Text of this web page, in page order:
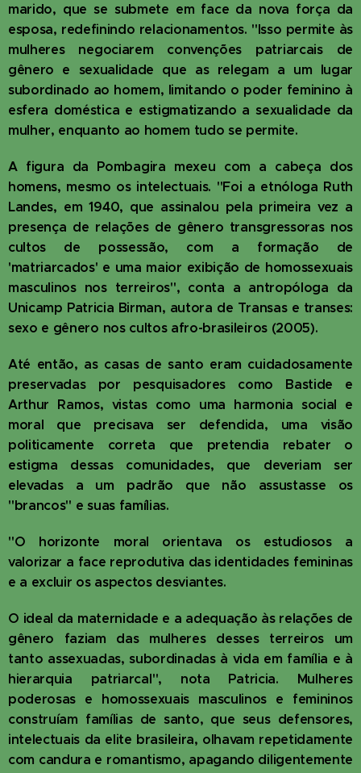
marido, que se submete em face da nova força da
esposa, redefinindo relacionamentos. "Isso permite às
mulheres negociarem convenções patriarcais de
gênero e sexualidade que as relegam a um lugar
subordinado ao homem, limitando o poder feminino à
esfera doméstica e estigmatizando a sexualidade da
mulher, enquanto ao homem tudo se permite.
A figura da Pombagira mexeu com a cabeça dos
homens, mesmo os intelectuais. "Foi a etnóloga Ruth
Landes, em 1940, que assinalou pela primeira vez a
presença de relações de gênero transgressoras nos
cultos de possessão, com a formação de
'matriarcados' e uma maior exibição de homossexuais
masculinos nos terreiros", conta a antropóloga da
Unicamp Patricia Birman, autora de Transas e transes:
sexo e gênero nos cultos afro-brasileiros (2005).
Até então, as casas de santo eram cuidadosamente
preservadas por pesquisadores como Bastide e
Arthur Ramos, vistas como uma harmonia social e
moral que precisava ser defendida, uma visão
politicamente correta que pretendia rebater o
estigma dessas comunidades, que deveriam ser
elevadas a um padrão que não assustasse os
"brancos" e suas famílias.
"O horizonte moral orientava os estudiosos a
valorizar a face reprodutiva das identidades femininas
e a excluir os aspectos desviantes.
O ideal da maternidade e a adequação às relações de
gênero faziam das mulheres desses terreiros um
tanto assexuadas, subordinadas à vida em família e à
hierarquia patriarcal", nota Patricia. Mulheres
poderosas e homossexuais masculinos e femininos
construíam famílias de santo, que seus defensores,
intelectuais da elite brasileira, olhavam repetidamente
com candura e romantismo, apagando diligentemente